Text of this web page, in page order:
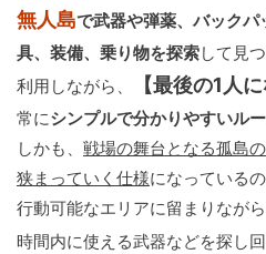
無人島で武器や弾薬、バック
具、装備、乗り物を探索して見つ
利用しながら、
【最後の1人
常にシンプルで分かりやすいル
しかも、 戦場の舞台となる孤島
狭まっていく仕様になっているの
行動可能なエリアに留まりながら
時間内に使える武器などを探し回